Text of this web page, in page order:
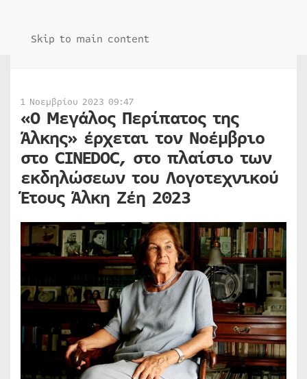
Skip to main content
1 Νοεμβρίου 2023 09:47
«Ο Μεγάλος Περίπατος της
Άλκης» έρχεται τον Νοέμβριο
στο CINEDOC, στο πλαίσιο των
εκδηλώσεων του Λογοτεχνικού
Έτους Άλκη Ζέη 2023